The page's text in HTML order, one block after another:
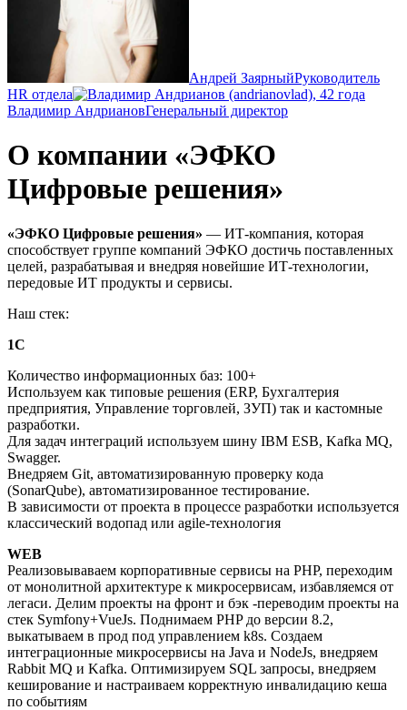
Андрей ЗаярныйРуководитель
HR отдела
Владимир АндриановГенеральный директор
О компании «ЭФКО
Цифровые решения»
«ЭФКО Цифровые решения» — ИТ-компания, которая
способствует группе компаний ЭФКО достичь поставленных
целей, разрабатывая и внедряя новейшие ИТ-технологии,
передовые ИТ продукты и сервисы.
Наш стек:
1C
Количество информационных баз: 100+
Используем как типовые решения (ERP, Бухгалтерия
предприятия, Управление торговлей, ЗУП) так и кастомные
разработки.
Для задач интеграций используем шину IBM ESB, Kafka MQ,
Swagger.
Внедряем Git, автоматизированную проверку кода
(SonarQube), автоматизированное тестирование.
В зависимости от проекта в процессе разработки используется
классический водопад или agile-технология
WEB
Реализовываваем корпоративные сервисы на PHP, переходим
от монолитной архитектуре к микросервисам, избавляемся от
легаси. Делим проекты на фронт и бэк -переводим проекты на
стек Symfony+VueJs. Поднимаем PHP до версии 8.2,
выкатываем в прод под управлением k8s. Создаем
интеграционные микросервисы на Java и NodeJs, внедряем
Rabbit MQ и Kafka. Оптимизируем SQL запросы, внедряем
кеширование и настраиваем корректную инвалидацию кеша
по событиям